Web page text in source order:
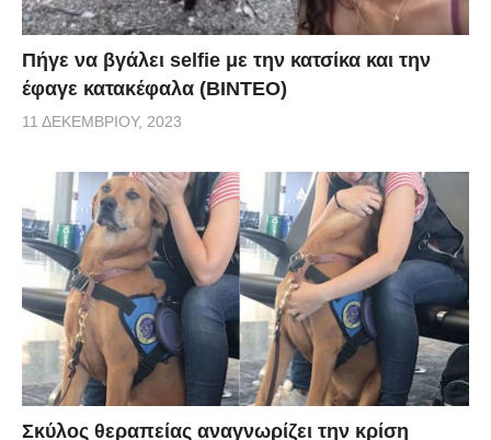
Πήγε να βγάλει selfie με την κατσίκα και την
έφαγε κατακέφαλα (ΒΙΝΤΕΟ)
11 ΔΕΚΕΜΒΡΊΟΥ, 2023
Σκύλος θεραπείας αναγνωρίζει την κρίση